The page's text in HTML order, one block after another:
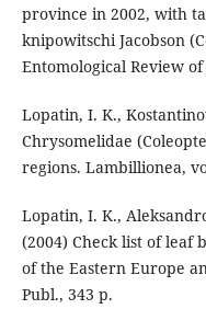
province in 2002, with
knipowitschi Jacobson
Entomological Review
Lopatin, I. K.,
Chrysomelidae
regions. Lambillionea,
Lopatin, I. K.,
(2004) Check list of leaf
of the Eastern Europe
Publ., 343 p.